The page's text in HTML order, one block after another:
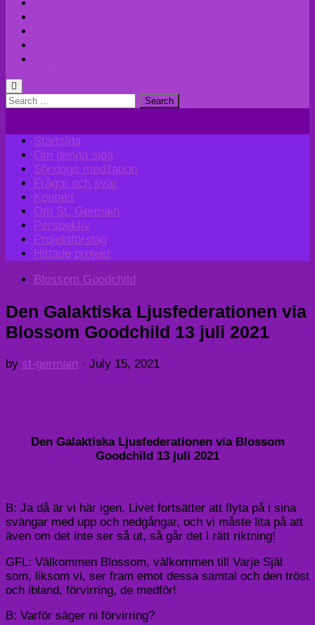
Search
Startsida
Om denna sida
Söndags meditation
Frågor och svar
Kontakt
Om St. Germain
Perspektiv
Projektförslag
Hittade projekt
Blossom Goodchild
Den Galaktiska Ljusfederationen via
Blossom Goodchild 13 juli 2021
by st-germain · July 15, 2021
Den Galaktiska Ljusfederationen via Blossom
Goodchild 13 juli 2021
B: Ja då är vi här igen. Livet fortsätter att flyta på i sina
svängar med upp och nedgångar, och vi måste lita på att
även om det inte ser så ut, så går det i rätt riktning!
GFL: Välkommen Blossom, välkommen till Varje Själ
som, liksom vi, ser fram emot dessa samtal och den tröst
och ibland, förvirring, de medför!
B: Varför säger ni förvirring?